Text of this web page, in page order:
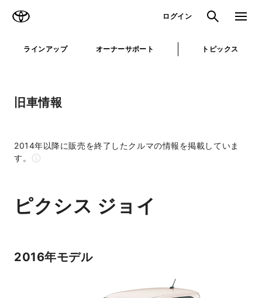
ログイン 検索 メニュ
ラインアップ オーナーサポート トピックス
旧車情報
2014年以降に販売を終了したクルマの情報を掲載していま
す。
ピクシス ジョイ
2016年モデル